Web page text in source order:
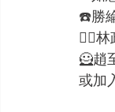
☎️勝
🦸‍♂
🦸‍趙
或加